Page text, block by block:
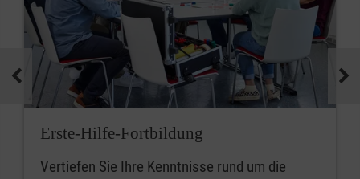
Erste-Hilfe-Fortbildung
Vertiefen Sie Ihre Kenntnisse rund um die